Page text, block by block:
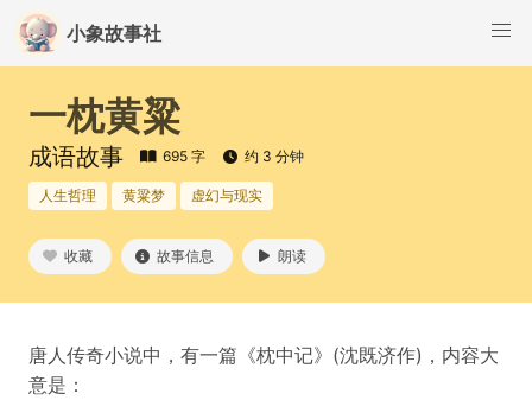
小象故事社
一枕黄粱
成语故事 695 字 约 3 分钟
人生哲理 黄粱梦 虚幻与现实
收藏 故事信息 朗读
唐人传奇小说中，有一篇《枕中记》(沈既济作)，内容大
意是：